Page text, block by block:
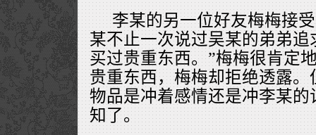
李某的另一位好友梅梅接
某不止一次说过吴某的弟弟追
买过贵重东西。”梅梅很肯定
贵重东西，梅梅却拒绝透露
物品是冲着感情还是冲李某
知了。